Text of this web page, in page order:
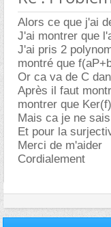
Alors ce que j'ai
J'ai montrer que
J'ai pris 2
montré que
Or ca va de C
Après il faut
montrer que
Mais ca je ne
Et pour la
Merci de m'aider
Cordialement